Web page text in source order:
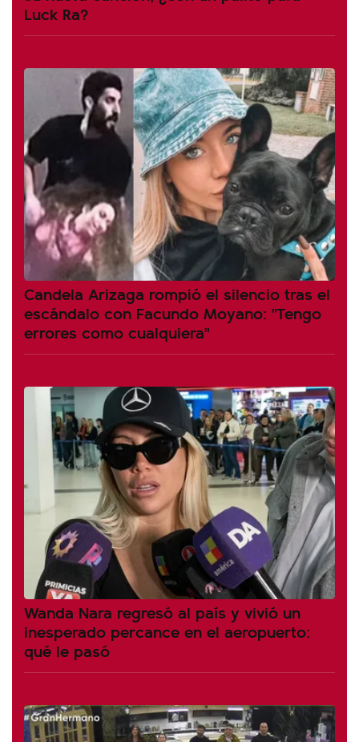
Luck Ra?
Candela Arizaga rompió el silencio tras el
escándalo con Facundo Moyano: "Tengo
errores como cualquiera"
Wanda Nara regresó al país y vivió un
inesperado percance en el aeropuerto:
qué le pasó